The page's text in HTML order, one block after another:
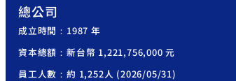
總公司
成立時間：1987 年
資本總額：新台幣 1,221,756,000 元
員工人數：約 1,252人 (2026/05/31)